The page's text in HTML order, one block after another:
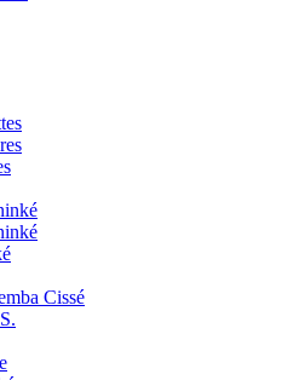
Cissé